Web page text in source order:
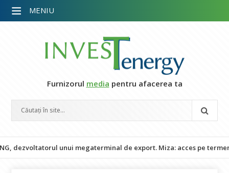
Furnizorul media pentru afacerea ta
unui megaterminal de export. Miza: acces pe termen lung
MENIU